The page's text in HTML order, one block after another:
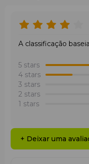
+ Deixar uma
A classificação
5 stars
4 stars
3 stars
2 stars
1 stars